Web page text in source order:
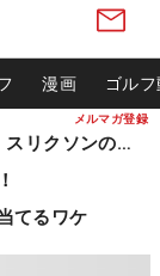
メルマガ登録
漫画 ゴル
『4』が消え『R』が加わった！ スリクソンの新作
てるワケ